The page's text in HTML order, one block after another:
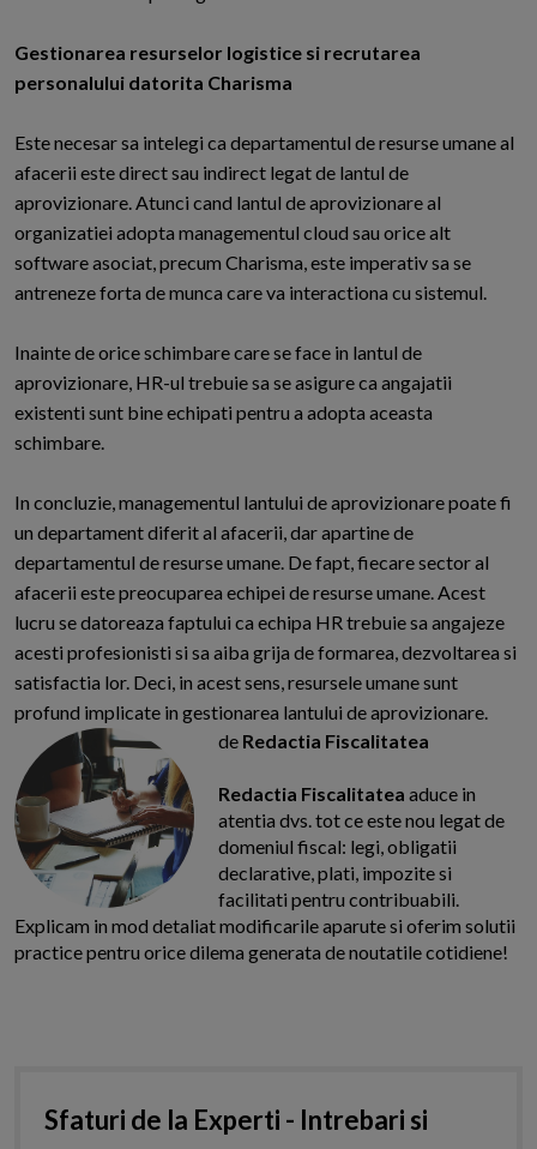
Gestionarea resurselor logistice si recrutarea
personalului datorita Charisma
Este necesar sa intelegi ca departamentul de resurse umane al
afacerii este direct sau indirect legat de lantul de
aprovizionare. Atunci cand lantul de aprovizionare al
organizatiei adopta managementul cloud sau orice alt
software asociat, precum Charisma, este imperativ sa se
antreneze forta de munca care va interactiona cu sistemul.
Inainte de orice schimbare care se face in lantul de
aprovizionare, HR-ul trebuie sa se asigure ca angajatii
existenti sunt bine echipati pentru a adopta aceasta
schimbare.
In concluzie, managementul lantului de aprovizionare poate fi
un departament diferit al afacerii, dar apartine de
departamentul de resurse umane. De fapt, fiecare sector al
afacerii este preocuparea echipei de resurse umane. Acest
lucru se datoreaza faptului ca echipa HR trebuie sa angajeze
acesti profesionisti si sa aiba grija de formarea, dezvoltarea si
satisfactia lor. Deci, in acest sens, resursele umane sunt
profund implicate in gestionarea lantului de aprovizionare.
de Redactia Fiscalitatea
Redactia Fiscalitatea aduce in
atentia dvs. tot ce este nou legat de
domeniul fiscal: legi, obligatii
declarative, plati, impozite si
facilitati pentru contribuabili.
Explicam in mod detaliat modificarile aparute si oferim solutii
practice pentru orice dilema generata de noutatile cotidiene!
Sfaturi de la Experti - Intrebari si